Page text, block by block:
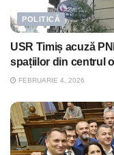
POLITICĂ
USR Timiș acuză
spațiilor din centrul
FEBRUARIE 4, 2026